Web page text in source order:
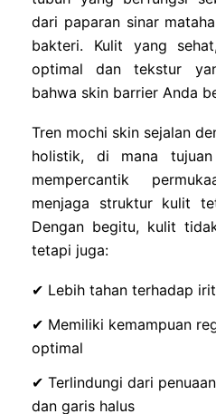
dari paparan sinar
bakteri. Kulit yang
optimal dan tekstur
bahwa skin barrier Anda
Tren mochi skin sejalan
holistik, di mana
mempercantik
menjaga struktur kulit
Dengan begitu, kulit
tetapi juga:
✔ Lebih tahan terhadap
✔ Memiliki kemampuan
optimal
✔ Terlindungi dari
dan garis halus